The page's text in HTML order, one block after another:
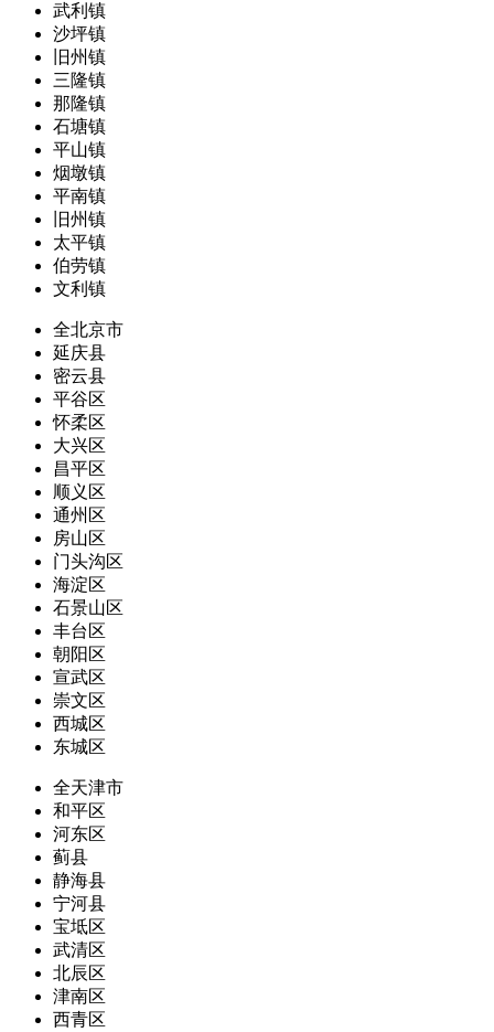
武利镇
沙坪镇
旧州镇
三隆镇
那隆镇
石塘镇
平山镇
烟墩镇
平南镇
旧州镇
太平镇
伯劳镇
文利镇
全北京市
延庆县
密云县
平谷区
怀柔区
大兴区
昌平区
顺义区
通州区
房山区
门头沟区
海淀区
石景山区
丰台区
朝阳区
宣武区
崇文区
西城区
东城区
全天津市
和平区
河东区
蓟县
静海县
宁河县
宝坻区
武清区
北辰区
津南区
西青区